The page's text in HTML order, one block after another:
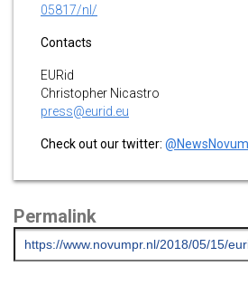
05817/nl/
Contacts
EURid
Christopher Nicastro
press@eurid.eu
Check out our twitter:
Permalink